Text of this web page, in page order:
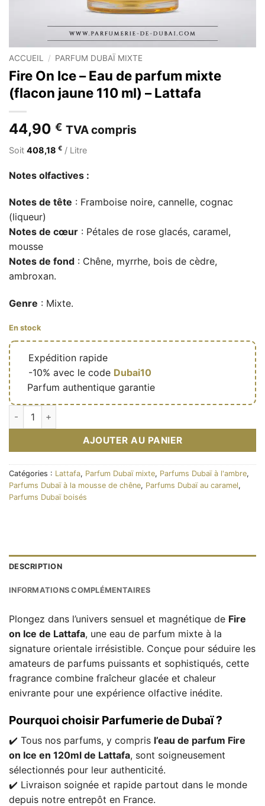
ACCUEIL / PARFUM DUBAÏ MIXTE
Fire On Ice – Eau de parfum mixte
(flacon jaune 110 ml) – Lattafa
44,90 € TVA compris
Soit 408,18 € / Litre
Notes olfactives :
Notes de tête : Framboise noire, cannelle, cognac
(liqueur)
Notes de cœur : Pétales de rose glacés, caramel,
mousse
Notes de fond : Chêne, myrrhe, bois de cèdre,
ambroxan.
Genre : Mixte.
En stock
Expédition rapide
-10% avec le code Dubai10
Parfum authentique garantie
quantité de Fire On Ice - Eau de parfum mixte (flacon jaune
AJOUTER AU PANIER
Catégories : Lattafa, Parfum Dubaï mixte, Parfums Dubaï à l'ambre,
Parfums Dubaï à la mousse de chêne, Parfums Dubaï au caramel,
Parfums Dubaï boisés
DESCRIPTION
INFORMATIONS COMPLÉMENTAIRES
Plongez dans l’univers sensuel et magnétique de Fire
on Ice de Lattafa, une eau de parfum mixte à la
signature orientale irrésistible. Conçue pour séduire les
amateurs de parfums puissants et sophistiqués, cette
fragrance combine fraîcheur glacée et chaleur
enivrante pour une expérience olfactive inédite.
Pourquoi choisir Parfumerie de Dubaï ?
✔️ Tous nos parfums, y compris l’eau de parfum Fire
on Ice en 120ml de Lattafa, sont soigneusement
sélectionnés pour leur authenticité.
✔️ Livraison soignée et rapide partout dans le monde
depuis notre entrepôt en France.